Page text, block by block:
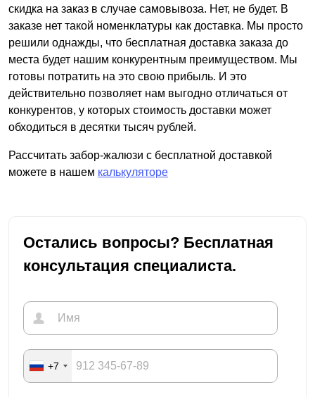
скидка на заказ в случае самовывоза. Нет, не будет. В
заказе нет такой номенклатуры как доставка. Мы просто
решили однажды, что бесплатная доставка заказа до
места будет нашим конкурентным преимуществом. Мы
готовы потратить на это свою прибыль. И это
действительно позволяет нам выгодно отличаться от
конкурентов, у которых стоимость доставки может
обходиться в десятки тысяч рублей.
Рассчитать забор-жалюзи с бесплатной доставкой
можете в нашем калькуляторе
Остались вопросы? Бесплатная
консультация специалиста.
+7